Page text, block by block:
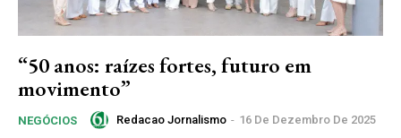
“50 anos: raízes fortes, futuro em
movimento”
NEGÓCIOS Redacao Jornalismo - 16 De Dezembro De 2025